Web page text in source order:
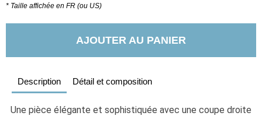
* Taille affichée en FR (ou US)
AJOUTER AU PANIER
Description Détail et composition
Une pièce élégante et sophistiquée avec une coupe droite